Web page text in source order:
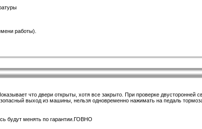
работы).
что двери открыты, хотя все закрыто. При проверке двусторонней
выход из машины, нельзя одновременно нажимать на педаль
будут менять по гарантии.ГОВНО